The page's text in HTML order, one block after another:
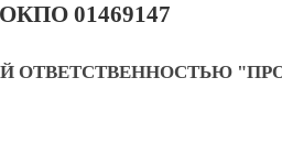
01469147
ОТВЕТСТВЕННОСТЬЮ